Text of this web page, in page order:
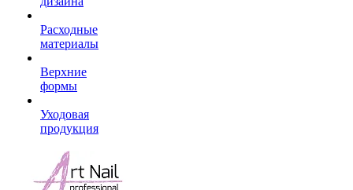
Расходные
материалы
Верхние
формы
Уходовая
продукция